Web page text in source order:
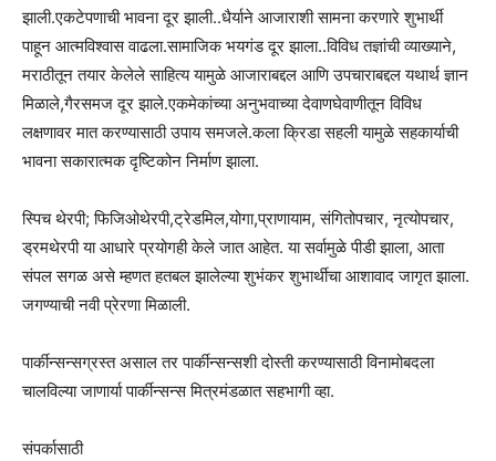
झाली.एकटेपणाची भावना दूर झाली..धैर्याने आजाराशी सामना करणारे शुभार्थी
पाहून आत्मविश्वास वाढला.सामाजिक भयगंड दूर झाला..विविध तज्ञांची व्याख्याने,
मराठीतून तयार केलेले साहित्य यामुळे आजाराबद्दल आणि उपचाराबद्दल यथार्थ ज्ञान
मिळाले,गैरसमज दूर झाले.एकमेकांच्या अनुभवाच्या देवाणघेवाणीतून विविध
लक्षणावर मात करण्यासाठी उपाय समजले.कला क्रिडा सहली यामुळे सहकार्याची
भावना सकारात्मक दृष्टिकोन निर्माण झाला.
स्पिच थेरपी; फिजिओथेरपी,ट्रेडमिल,योगा,प्राणायाम, संगितोपचार, नृत्योपचार,
ड्रमथेरपी या आधारे प्रयोगही केले जात आहेत. या सर्वामुळे पीडी झाला, आता
संपल सगळ असे म्हणत हतबल झालेल्या शुभंकर शुभार्थीचा आशावाद जागृत झाला.
जगण्याची नवी प्रेरणा मिळाली.
पार्कीन्सन्सग्रस्त असाल तर पार्कीन्सन्सशी दोस्ती करण्यासाठी विनामोबदला
चालविल्या जाणार्या पार्कीन्सन्स मित्रमंडळात सहभागी व्हा.
संपर्कासाठी